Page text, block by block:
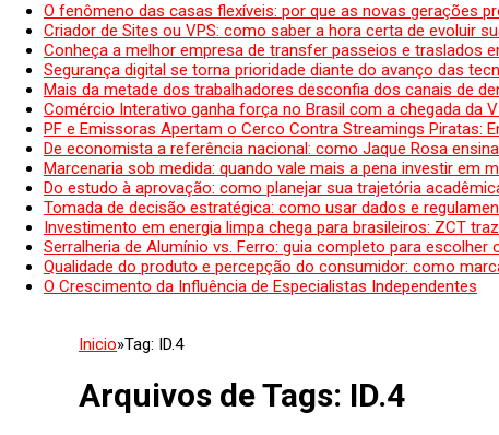
O fenômeno das casas flexíveis: por que as novas gerações
Criador de Sites ou VPS: como saber a hora certa de evoluir
Conheça a melhor empresa de transfer passeios e traslados
Segurança digital se torna prioridade diante do avanço das
Mais da metade dos trabalhadores desconfia dos canais de
Comércio Interativo ganha força no Brasil com a chegada da
PF e Emissoras Apertam o Cerco Contra Streamings Piratas:
De economista a referência nacional: como Jaque Rosa
Marcenaria sob medida: quando vale mais a pena investir em
Do estudo à aprovação: como planejar sua trajetória
Tomada de decisão estratégica: como usar dados e
Investimento em energia limpa chega para brasileiros: ZCT
Serralheria de Alumínio vs. Ferro: guia completo para escolher
Qualidade do produto e percepção do consumidor: como
O Crescimento da Influência de Especialistas Independentes
Inicio»Tag: ID.4
Arquivos de Tags: ID.4